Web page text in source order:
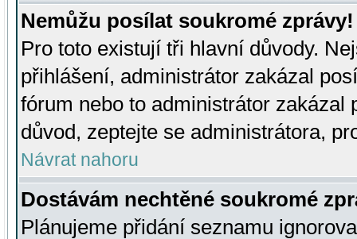
Nemůžu posílat soukromé zprávy!
Pro toto existují tři hlavní důvody.
přihlášení, administrátor zakázal
fórum nebo to administrátor zakázal
důvod, zeptejte se administrátora,
Návrat nahoru
Dostávám nechtěné soukromé
Plánujeme přidání seznamu